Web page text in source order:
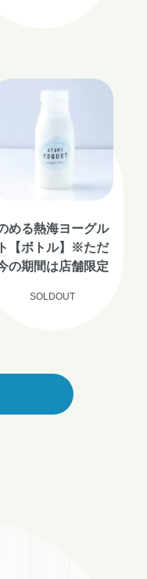
める熱海ヨーグル
ト【ボトル】※ただ
の期間は店舗限定
SOLDOUT